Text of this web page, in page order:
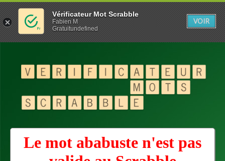
Le mot ababuste n'est pas
Vérificateur Mot Scrabble
Fabien M
Gratuitundefined
VOIR